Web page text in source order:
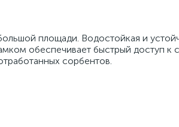
площади. Водостойкая и
обеспечивает быстрый доступ к
сорбентов.